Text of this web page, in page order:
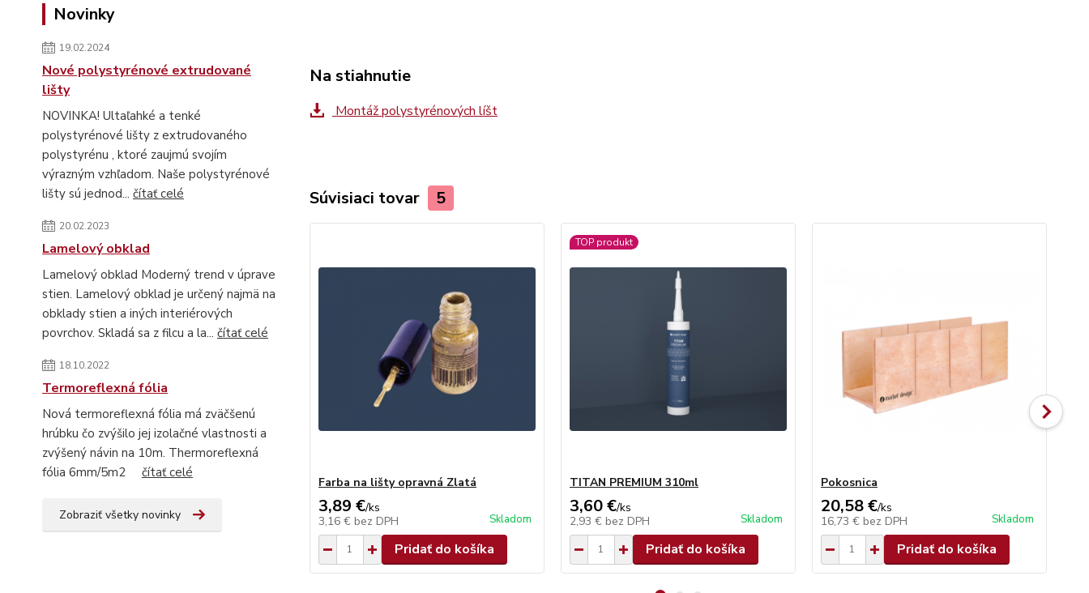
Novinky
19.02.2024
Nové polystyrénové extrudované
lišty
NOVINKA! Ultaľahké a tenké
polystyrénové lišty z extrudovaného
polystyrénu , ktoré zaujmú svojím
výrazným vzhľadom. Naše polystyrénové
lišty sú jednod... čítať celé
20.02.2023
Lamelový obklad
Lamelový obklad Moderný trend v úprave
stien. Lamelový obklad je určený najmä na
obklady stien a iných interiérových
povrchov. Skladá sa z filcu a la... čítať celé
18.10.2022
Termoreflexná fólia
Nová termoreflexná fólia má zväčšenú
hrúbku čo zvýšilo jej izolačné vlastnosti a
zvýšený návin na 10m. Thermoreflexná
fólia 6mm/5m2 čítať celé
Zobraziť všetky novinky
Na stiahnutie
Montáž polystyrénových líšt
Súvisiaci tovar 5
Farba na lišty opravná Zlatá
3,89 €/ks
3,16 € bez DPH Skladom
Pridať do košíka
TOP produkt
TITAN PREMIUM 310ml
3,60 €/ks
2,93 € bez DPH Skladom
Pridať do košíka
Pokosnica
20,58 €/ks
16,73 € bez DPH Skladom
Pridať do košíka